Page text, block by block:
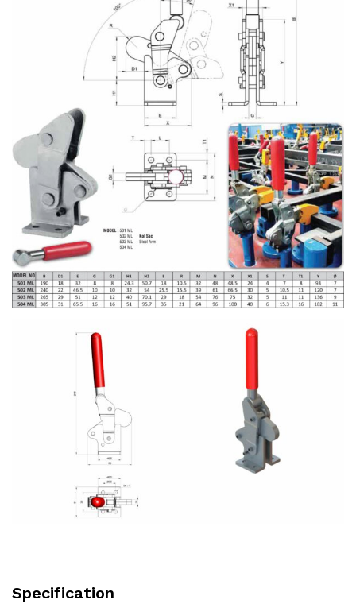
Specification